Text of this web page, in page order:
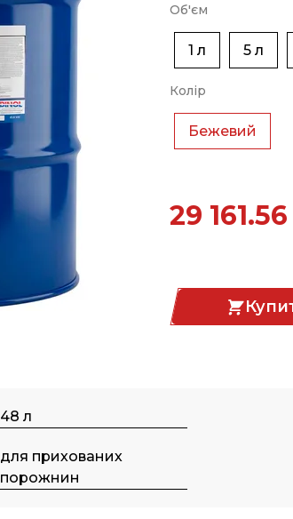
Об'єм
1 л 5 л
Колір
Бежевий
29 161.56
48 л
для прихованих
порожнин